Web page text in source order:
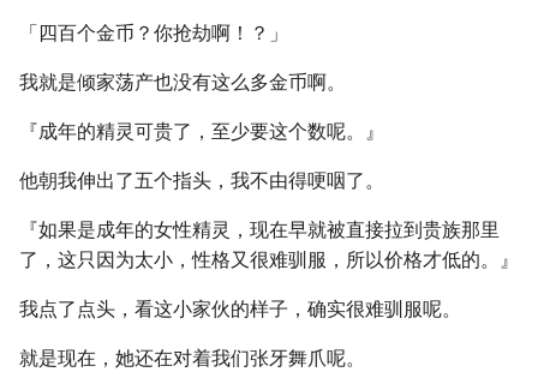
「四百个金币？你抢劫啊！？」
我就是倾家荡产也没有这么多金币啊。
『成年的精灵可贵了，至少要这个数呢。』
他朝我伸出了五个指头，我不由得哽咽了。
『如果是成年的女性精灵，现在早就被直接拉到贵族那里
了，这只因为太小，性格又很难驯服，所以价格才低的。』
我点了点头，看这小家伙的样子，确实很难驯服呢。
就是现在，她还在对着我们张牙舞爪呢。